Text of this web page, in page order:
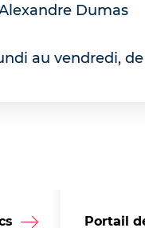
Dumas
au vendredi, de
Portail